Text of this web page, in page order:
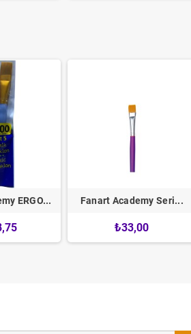
ERGO... Fanart Academy Seri...
₺33,00